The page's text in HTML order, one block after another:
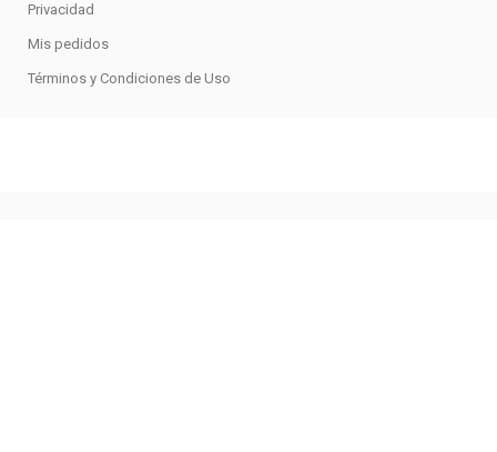
Privacidad
Mis pedidos
Términos y Condiciones de Uso